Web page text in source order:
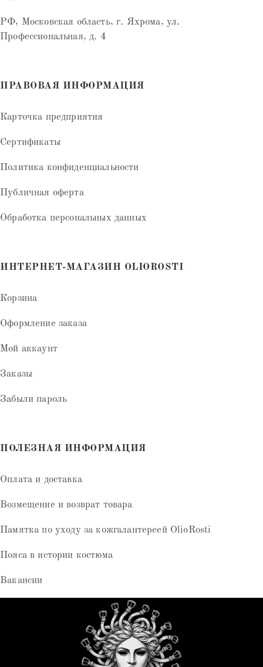
РФ, Московская область, г. Яхрома, ул.
Профессиональная, д. 4
ПРАВОВАЯ ИНФОРМАЦИЯ
Карточка предприятия
Сертификаты
Политика конфиденциальности
Публичная оферта
Обработка персональных данных
ИНТЕРНЕТ-МАГАЗИН OLIOROSTI
Корзина
Оформление заказа
Мой аккаунт
Заказы
Забыли пароль
ПОЛЕЗНАЯ ИНФОРМАЦИЯ
Оплата и доставка
Возмещение и возврат товара
Памятка по уходу за кожгалантереей OlioRosti
Пояса в истории костюма
Вакансии